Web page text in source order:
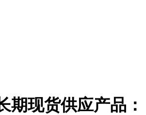
期现货供应产品：